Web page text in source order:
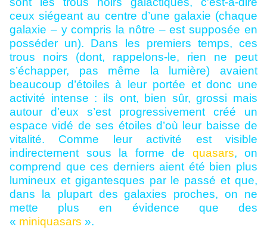
ceux siégeant au centre d’une galaxie (chaque
galaxie – y compris la nôtre – est supposée en
posséder un). Dans les premiers temps, ces
trous noirs (dont, rappelons-le, rien ne peut
s’échapper, pas même la lumière) avaient
beaucoup d’étoiles à leur portée et donc une
activité intense : ils ont, bien sûr, grossi mais
autour d’eux s’est progressivement créé un
espace vidé de ses étoiles d’où leur baisse de
vitalité. Comme leur activité est visible
indirectement sous la forme de quasars, on
comprend que ces derniers aient été bien plus
lumineux et gigantesques par le passé et que,
dans la plupart des galaxies proches, on ne
mette plus en évidence que des
« miniquasars ».